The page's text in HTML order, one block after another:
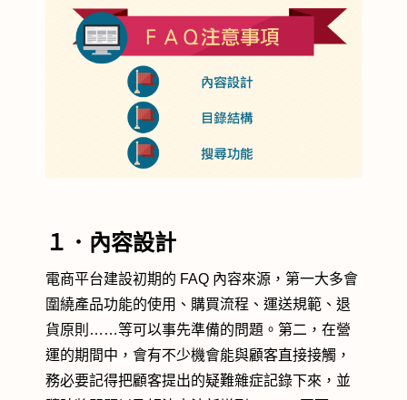
１．內容設計
電商平台建設初期的 FAQ 內容來源，第一大多會
圍繞產品功能的使用、購買流程、運送規範、退
貨原則……等可以事先準備的問題。第二，在營
運的期間中，會有不少機會能與顧客直接接觸，
務必要記得把顧客提出的疑難雜症記錄下來，並